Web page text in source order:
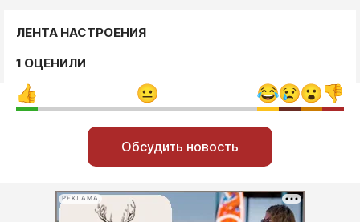
ЛЕНТА НАСТРОЕНИЯ
1 ОЦЕНИЛИ
Обсудить новость
РЕКЛАМА